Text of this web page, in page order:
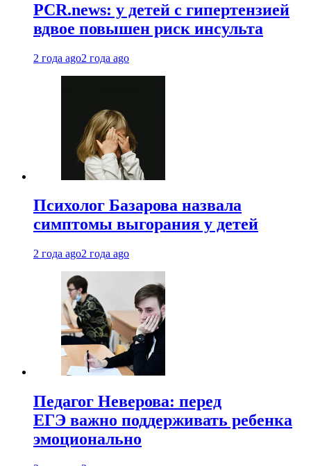
PCR.news: у детей с гипертензией
вдвое повышен риск инсульта
2 года ago2 года ago
Психолог Базарова назвала
симптомы выгорания у детей
2 года ago2 года ago
Педагог Неверова: перед
ЕГЭ важно поддерживать ребенка
эмоционально